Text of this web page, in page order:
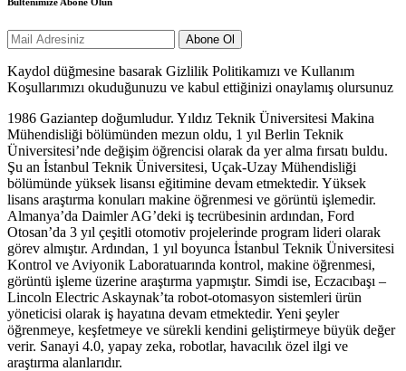
Kaydol düğmesine basarak Gizlilik Politikamızı ve Kullanım
Koşullarımızı okuduğunuzu ve kabul ettiğinizi onaylamış olursunuz
1986 Gaziantep doğumludur. Yıldız Teknik Üniversitesi Makina
Mühendisliği bölümünden mezun oldu, 1 yıl Berlin Teknik
Üniversitesi’nde değişim öğrencisi olarak da yer alma fırsatı buldu.
Şu an İstanbul Teknik Üniversitesi, Uçak-Uzay Mühendisliği
bölümünde yüksek lisansı eğitimine devam etmektedir. Yüksek
lisans araştırma konuları makine öğrenmesi ve görüntü işlemedir.
Almanya’da Daimler AG’deki iş tecrübesinin ardından, Ford
Otosan’da 3 yıl çeşitli otomotiv projelerinde program lideri olarak
görev almıştır. Ardından, 1 yıl boyunca İstanbul Teknik Üniversitesi
Kontrol ve Aviyonik Laboratuarında kontrol, makine öğrenmesi,
görüntü işleme üzerine araştırma yapmıştır. Simdi ise, Eczacıbaşı –
Lincoln Electric Askaynak’ta robot-otomasyon sistemleri ürün
yöneticisi olarak iş hayatına devam etmektedir. Yeni şeyler
öğrenmeye, keşfetmeye ve sürekli kendini geliştirmeye büyük değer
verir. Sanayi 4.0, yapay zeka, robotlar, havacılık özel ilgi ve
araştırma alanlarıdır.